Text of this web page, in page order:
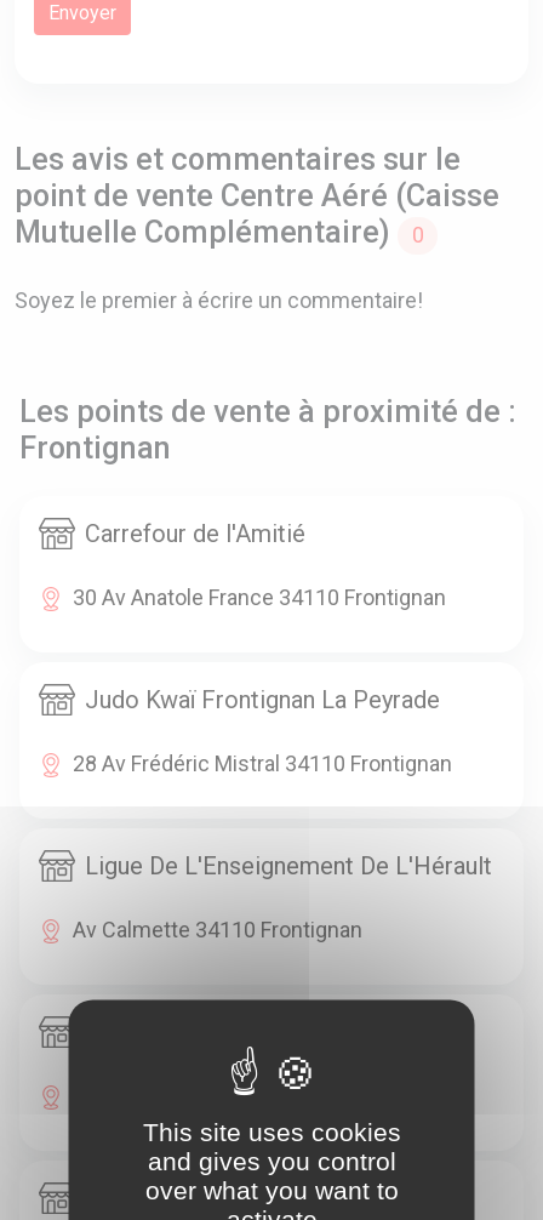
Les avis et commentaires sur le
point de vente Centre Aéré (Caisse
Mutuelle Complémentaire)
0
Soyez le premier à écrire un commentaire!
Les points de vente à proximité de :
Frontignan
Carrefour de l'Amitié
30 Av Anatole France 34110 Frontignan
Judo Kwaï Frontignan La Peyrade
28 Av Frédéric Mistral 34110 Frontignan
Ligue De L'Enseignement De L'Hérault
Av Calmette 34110 Frontignan
7 Av Calmette 34110 Frontignan
Mairie
This site uses cookies
and gives you control
over what you want to